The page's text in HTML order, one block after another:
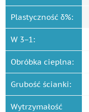
Plastyczność δ%:
W 3−1:
Obróbka cieplna:
Grubość ścianki:
Wytrzymałość